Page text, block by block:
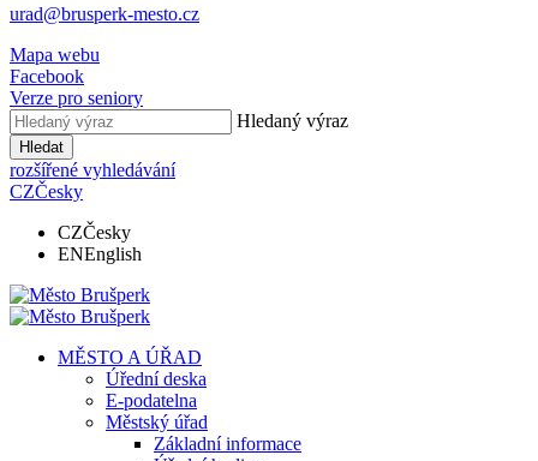
urad@brusperk-mesto.cz
Mapa webu
Facebook
Verze pro seniory
Hledaný výraz
Hledat
rozšířené vyhledávání
CZČesky
CZČesky
ENEnglish
MĚSTO A ÚŘAD
Úřední deska
E-podatelna
Městský úřad
Základní informace